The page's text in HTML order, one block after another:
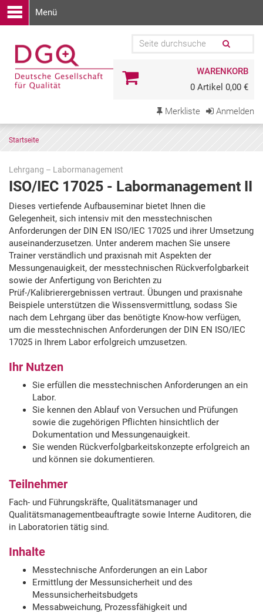
Menü
WARENKORB
0 Artikel 0,00 €
Merkliste Anmelden
Startseite
Lehrgang – Labormanagement
ISO/IEC 17025 - Labormanagement II
Zu
den
Terminen
springen
Dieses vertiefende Aufbauseminar bietet Ihnen die
Gelegenheit, sich intensiv mit den messtechnischen
Anforderungen der DIN EN ISO/IEC 17025 und ihrer Umsetzung
auseinanderzusetzen. Unter anderem machen Sie unsere
Trainer verständlich und praxisnah mit Aspekten der
Messungenauigkeit, der messtechnischen Rückverfolgbarkeit
sowie der Anfertigung von Berichten zu
Prüf-/Kalibrierergebnissen vertraut. Übungen und praxisnahe
Beispiele unterstützen die Wissensvermittlung, sodass Sie
nach dem Lehrgang über das benötigte Know-how verfügen,
um die messtechnischen Anforderungen der DIN EN ISO/IEC
17025 in Ihrem Labor erfolgreich umzusetzen.
Ihr Nutzen
Sie erfüllen die messtechnischen Anforderungen an ein
Labor.
Sie kennen den Ablauf von Versuchen und Prüfungen
sowie die zugehörigen Pflichten hinsichtlich der
Dokumentation und Messungenauigkeit.
Sie wenden Rückverfolgbarkeitskonzepte erfolgreich an
und können sie dokumentieren.
Teilnehmer
Fach- und Führungskräfte, Qualitätsmanager und
Qualitätsmanagementbeauftragte sowie Interne Auditoren, die
in Laboratorien tätig sind.
Inhalte
Messtechnische Anforderungen an ein Labor
Ermittlung der Messunsicherheit und des
Messunsicherheitsbudgets
Messabweichung, Prozessfähigkeit und